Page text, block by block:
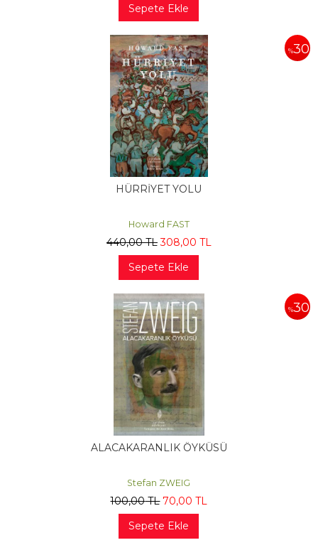
Sepete Ekle
%30
HÜRRİYET YOLU
Howard FAST
440,00TL 308,00 TL
Sepete Ekle
%30
ALACAKARANLIK ÖYKÜSÜ
Stefan ZWEIG
100,00TL 70,00 TL
Sepete Ekle